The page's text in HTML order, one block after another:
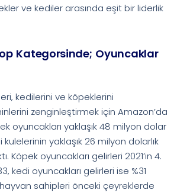
ve kediler arasında eşit bir liderlik
Kategorsinde; Oyuncaklar
kedilerini ve köpeklerini
zenginleştirmek için Amazon’da
oyuncakları yaklaşık 48 milyon dolar
yaklaşık 26 milyon dolarlık
Köpek oyuncakları gelirleri 2021’in 4.
kedi oyuncakları gelirleri ise %31
sahipleri önceki çeyreklerde